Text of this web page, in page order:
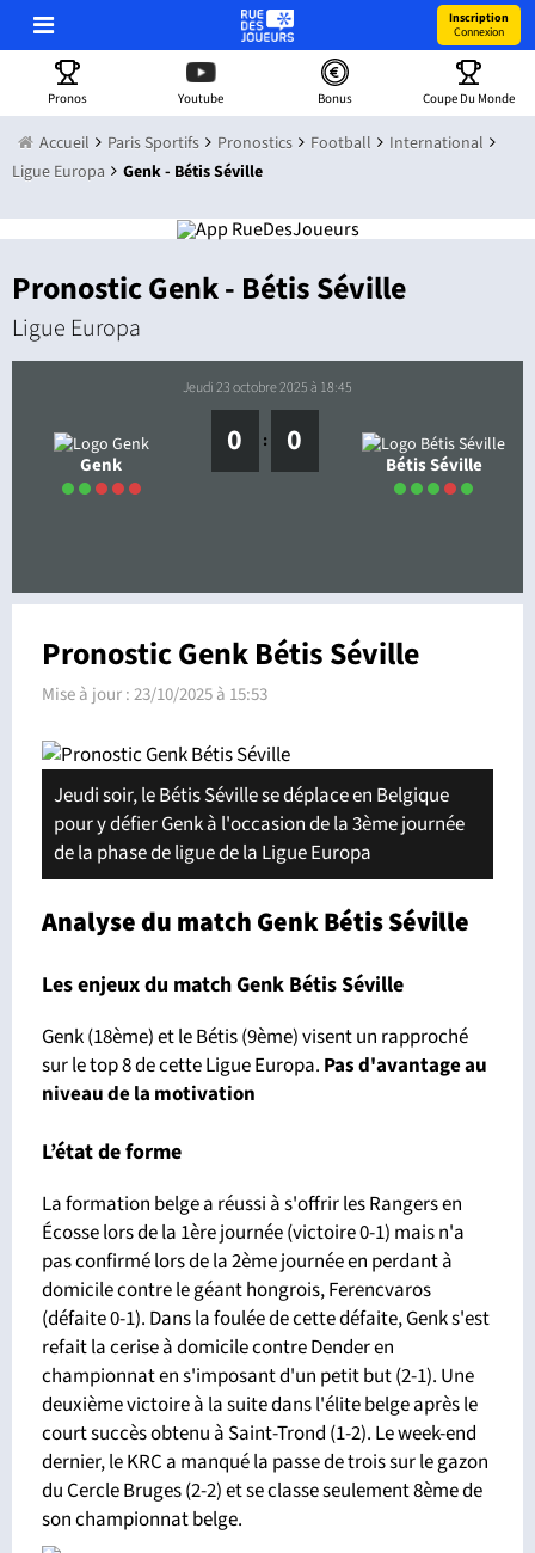
Inscription
Connexion
Pronos Youtube Bonus Coupe Du Monde
Accueil Paris Sportifs Pronostics Football
International
Ligue Europa
Genk - Bétis Séville
Pronostic Genk - Bétis Séville
Ligue Europa
Genk
0 : 0
jeudi 23 octobre 2025 à 18:45
Bétis Séville
Pronostic Genk Bétis Séville
Mise à jour :23/10/2025 à 15:53
Jeudi soir, le Bétis Séville se déplace en Belgique
pour y défier Genk à l'occasion de la 3ème journée
de la phase de ligue de la Ligue Europa
Analyse du match Genk Bétis Séville
Les enjeux du match Genk Bétis Séville
Genk (18ème) et le Bétis (9ème) visent un rapproché
sur le top 8 de cette Ligue Europa. Pas d'avantageau
niveau de la motivation
L’état de forme
La formation belge a réussi à s'offrir les Rangers en
Écosse lors de la 1ère journée (victoire 0-1) mais n'a
pas confirmé lors de la 2ème journée en perdant à
domicile contre le géant hongrois, Ferencvaros
(défaite 0-1). Dans la foulée de cette défaite, Genk s'est
refait la cerise à domicile contre Dender en
championnat en s'imposant d'un petit but (2-1). Une
deuxième victoire à la suite dans l'élite belge après le
court succès obtenu à Saint-Trond (1-2). Le week-end
dernier, le KRC a manqué la passe de trois sur le gazon
du Cercle Bruges (2-2) et se classe seulement 8ème de
son championnat belge.